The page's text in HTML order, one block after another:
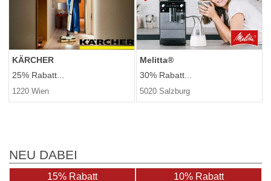
KÄRCHER
25% Rabatt...
1220 Wien
Melitta®
30% Rabatt...
5020 Salzburg
NEU DABEI
15% Rabatt 10% Rabatt